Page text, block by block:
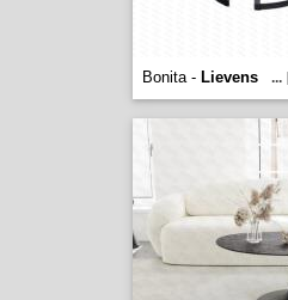
Bonita - Lievens ...